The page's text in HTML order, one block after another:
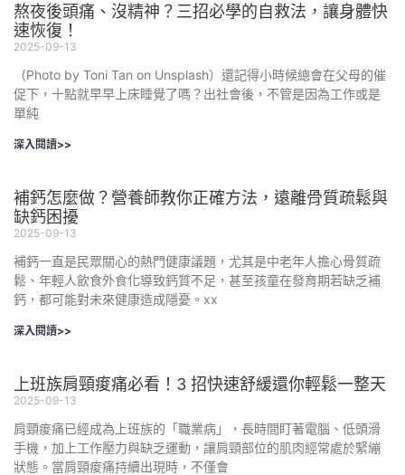
熬夜後頭痛、沒精神？三招必學的自救法，讓身體快
速恢復！
2025-09-13
（Photo by Toni Tan on Unsplash）還記得小時候總會在父母的催
促下，十點就早早上床睡覺了嗎？出社會後，不管是因為工作或是
單純
深入閱讀>>
補鈣怎麼做？營養師教你正確方法，遠離骨質疏鬆與
缺鈣困擾
2025-09-13
補鈣一直是民眾關心的熱門健康議題，尤其是中老年人擔心骨質疏
鬆、年輕人飲食外食化導致鈣質不足，甚至孩童在發育期若缺乏補
鈣，都可能對未來健康造成隱憂。xx
深入閱讀>>
上班族肩頸痠痛必看！3 招快速舒緩還你輕鬆一整天
2025-09-13
肩頸痠痛已經成為上班族的「職業病」，長時間盯著電腦、低頭滑
手機，加上工作壓力與缺乏運動，讓肩頸部位的肌肉經常處於緊繃
狀態。當肩頸痠痛持續出現時，不僅會